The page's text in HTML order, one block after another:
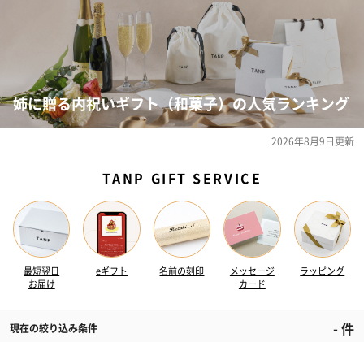
姉に贈る内祝いギフト（和菓子）の人気ランキング
2026年8月9日更新
TANP GIFT SERVICE
最短翌日
お届け
eギフト 名前の刻印
メッセージ
カード
ラッピング
現在の絞り込み条件 -件